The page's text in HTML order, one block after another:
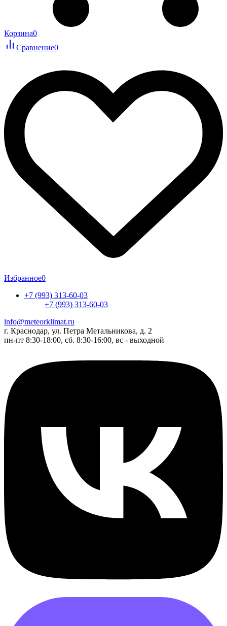
Корзина0
Сравнение0
Избранное0
+7 (993) 313-60-03
+7 (993) 313-60-03
info@meteorklimat.ru
г. Краснодар, ул. Петра Метальникова, д. 2
пн-пт 8:30-18:00, сб. 8:30-16:00, вс - выходной